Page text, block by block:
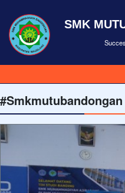
SMK
#Smkmutubandongan